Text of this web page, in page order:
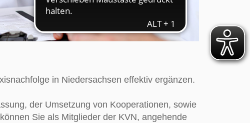
in Niedersachsen effektiv ergänzen.
der Umsetzung von Kooperationen, sowie
Sie als Mitglieder der KVN, angehende